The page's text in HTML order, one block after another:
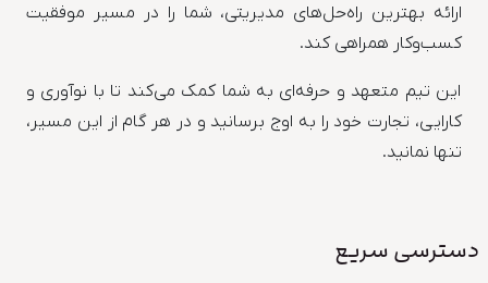
ارائه بهترین راه‌حل‌های مدیریتی، شما را در مسیر موفقیت
کسب‌وکار همراهی کند.
این تیم متعهد و حرفه‌ای به شما کمک می‌کند تا با نوآوری و
کارایی، تجارت خود را به اوج برسانید و در هر گام از این مسیر،
تنها نمانید.
دسترسی سریع